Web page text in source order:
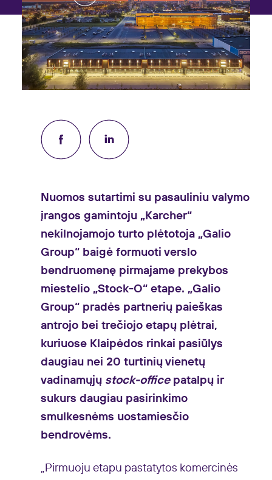
Nuomos sutartimi su pasauliniu valymo
įrangos gamintoju „Karcher“
nekilnojamojo turto plėtotoja „Galio
Group“ baigė formuoti verslo
bendruomenę pirmajame prekybos
miestelio „Stock-O“ etape. „Galio
Group“ pradės partnerių paieškas
antrojo bei trečiojo etapų plėtrai,
kuriuose Klaipėdos rinkai pasiūlys
daugiau nei 20 turtinių vienetų
vadinamųjų stock-officepatalpų ir
sukurs daugiau pasirinkimo
smulkesnėms uostamiesčio
bendrovėms.
„Pirmuoju etapu pastatytos komercinės